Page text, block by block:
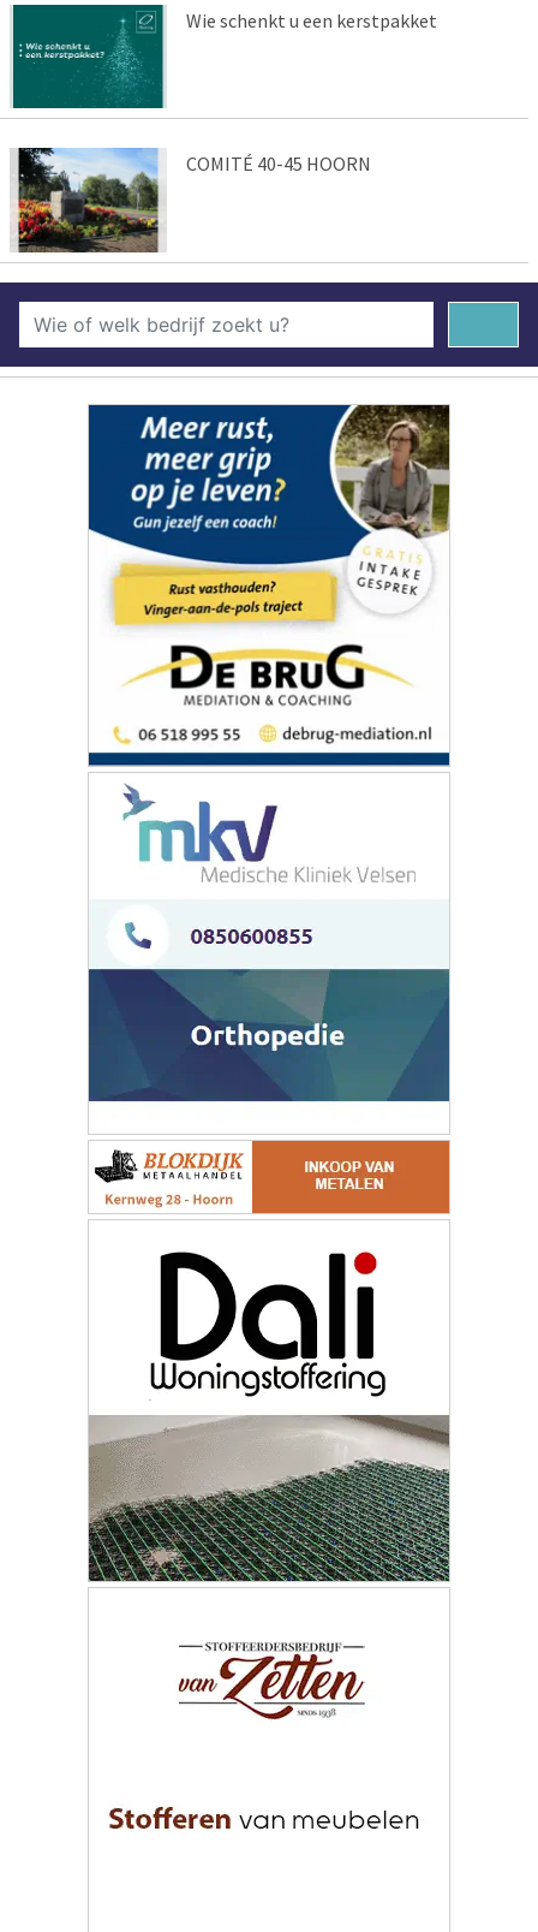
Wie schenkt u een kerstpakket
COMITÉ 40-45 HOORN